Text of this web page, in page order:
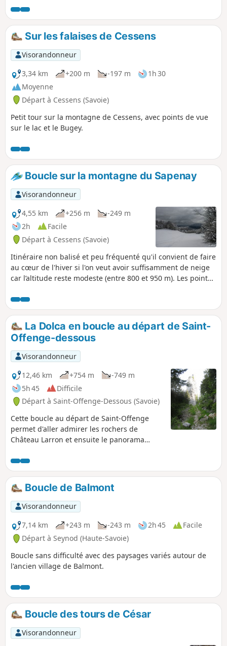
Sur les falaises de Cessens
Visorandonneur
3,34 km
+200 m -197 m
1h 30
Moyenne
Départ à Cessens (Savoie)
Petit tour sur la montagne de Cessens, avec points de vue
sur le lac et le Bugey.
Boucle sur la montagne du Sapenay
Visorandonneur
4,55 km
+256 m
-249 m
2h
Facile
Départ à Cessens (Savoie)
Itinéraire non balisé et peu fréquenté qu'il convient de faire
au cœur de l'hiver si l'on veut avoir suffisamment de neige
car l’altitude reste modeste (entre 800 et 950 m). Les points
possible de faire un itinéraire balisé "le tour de la
montagne du Sapenay", qui n'utilise pas cependant la
partie surplombant directement le lac.
La Dolca en boucle au départ de Saint-
Offenge-dessous
Visorandonneur
12,46 km
+754 m
-749 m
5h 45
Difficile
Départ à Saint-Offenge-Dessous (Savoie)
Cette boucle au départ de Saint-Offenge
permet d'aller admirer les rochers de
Château Larron et ensuite le panorama
le Lac du Bourget let la montagne du Chat
depuis le Chalet Trousset. Belles vues
également depuis le Golet du Pont.
Boucle de Balmont
Visorandonneur
7,14 km
+243 m -243 m 2h 45
Facile
Départ à Seynod (Haute-Savoie)
Boucle sans difficulté avec des paysages variés autour de
l'ancien village de Balmont.
Boucle des tours de César
Visorandonneur